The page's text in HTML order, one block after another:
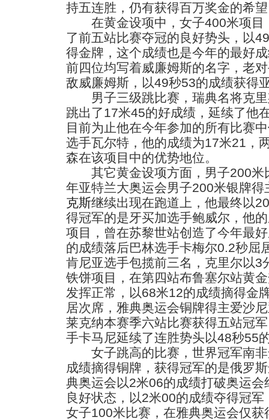
持五连胜，仍有获得百万奖金的希
在黄金设项中，女子400米项目
了前五站比赛夺冠的良好势头，以
得金牌，这个成绩也是今年的最好
前四位均写着威廉姆斯的名字，老
敌威廉姆斯，以49秒53的成绩获得
男子三级跳比赛，瑞典名将克里
跳出了17米45的好成绩，延续了他
目前为止他在今年参加的所有比赛
选手瓦尔特，他的成绩为17米21，
森在该项目中的优势地位。
其它黄金设项方面，男子200米
年亚特兰大奥运会男子200米银牌得
克斯继续出现在跑道上，他最终以
得冠军的是牙买加选手鲍威尔，他
项目，曾在苏黎世站创造了今年最
的成绩落后巴林选手卡梅尔0.2秒屈
肯尼亚选手包揽前三名，克里尔以3
铁饼项目，在第四站布鲁塞尔站黄
发挥正常，以68米12的成绩摘得金
居次席，雅典奥运会铜牌得主爱沙
莱克纳本赛季六站比赛获得五站冠
手卡马尼延续了连胜势头以48秒55
女子跳高的比赛，世界冠军南非
成绩摘得铜牌，获得冠军的是俄罗
典奥运会以2米06的成绩打破奥运
良好状态，以2米00的成绩夺得冠
女子100米比赛，在雅典奥运会仅